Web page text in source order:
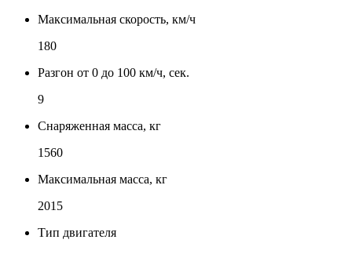
Максимальная скорость, км/ч
180
Разгон от 0 до 100 км/ч, сек.
9
Снаряженная масса, кг
1560
Максимальная масса, кг
2015
Тип двигателя